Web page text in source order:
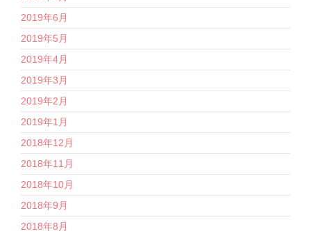
2019年6月
2019年5月
2019年4月
2019年3月
2019年2月
2019年1月
2018年12月
2018年11月
2018年10月
2018年9月
2018年8月